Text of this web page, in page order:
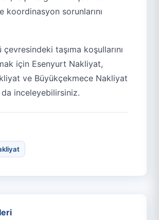
koordinasyon sorunlarını
taşıma koşullarını
için Esenyurt Nakliyat,
ve Büyükçekmece Nakliyat
da inceleyebilirsiniz.